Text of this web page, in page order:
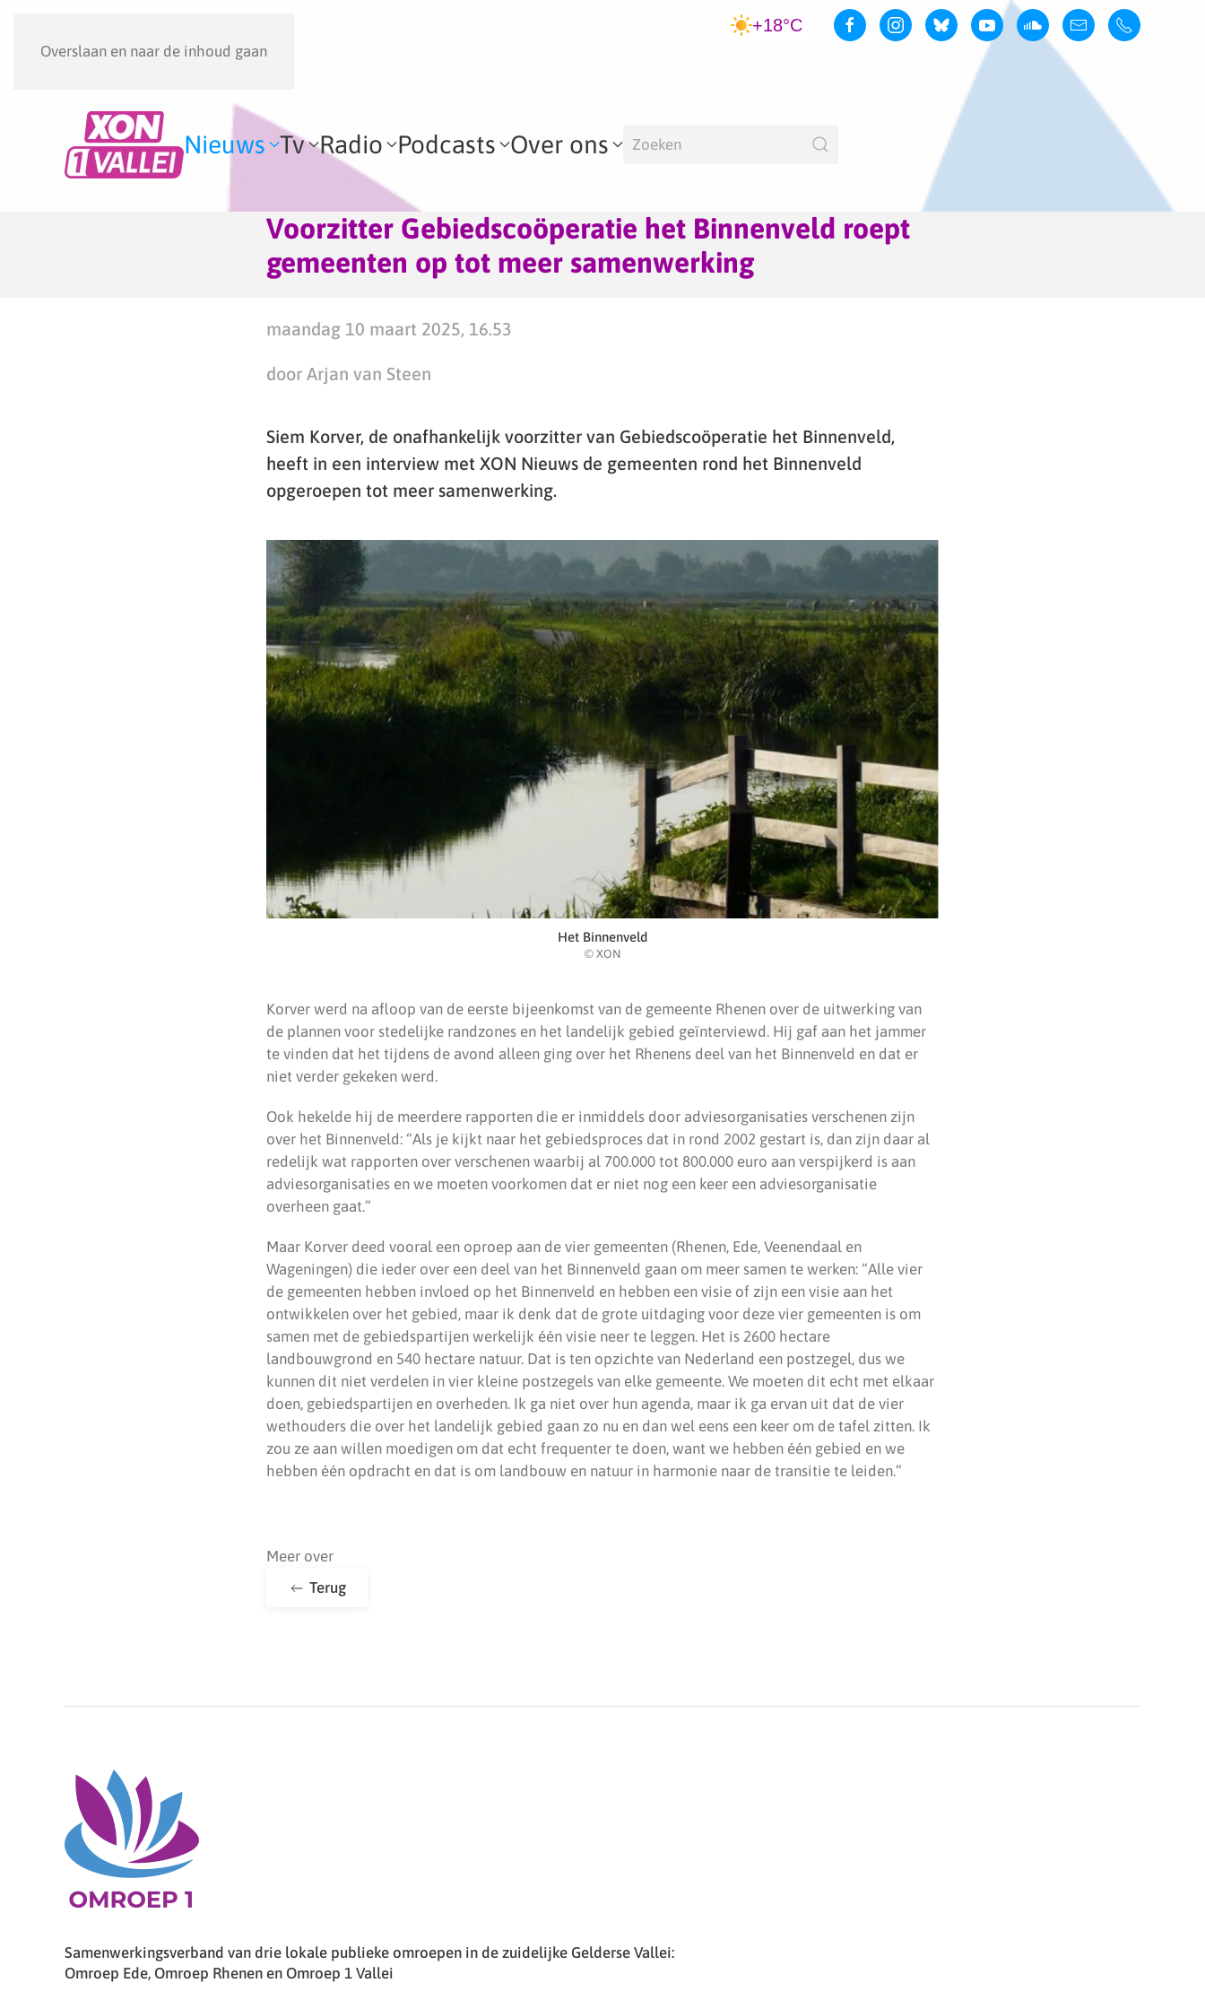
Overslaan en naar de inhoud gaan
+18°C
Nieuws Tv Radio Podcasts Over ons
Voorzitter Gebiedscoöperatie het Binnenveld roept
gemeenten op tot meer samenwerking
maandag 10 maart 2025, 16.53
door Arjan van Steen
Siem Korver, de onafhankelijk voorzitter van Gebiedscoöperatie het Binnenveld,
heeft in een interview met XON Nieuws de gemeenten rond het Binnenveld
opgeroepen tot meer samenwerking.
Het Binnenveld
© XON
Korver werd na afloop van de eerste bijeenkomst van de gemeente Rhenen over de uitwerking van
de plannen voor stedelijke randzones en het landelijk gebied geïnterviewd. Hij gaf aan het jammer
te vinden dat het tijdens de avond alleen ging over het Rhenens deel van het Binnenveld en dat er
niet verder gekeken werd.
Ook hekelde hij de meerdere rapporten die er inmiddels door adviesorganisaties verschenen zijn
over het Binnenveld: “Als je kijkt naar het gebiedsproces dat in rond 2002 gestart is, dan zijn daar al
redelijk wat rapporten over verschenen waarbij al 700.000 tot 800.000 euro aan verspijkerd is aan
adviesorganisaties en we moeten voorkomen dat er niet nog een keer een adviesorganisatie
overheen gaat.”
Maar Korver deed vooral een oproep aan de vier gemeenten (Rhenen, Ede, Veenendaal en
Wageningen) die ieder over een deel van het Binnenveld gaan om meer samen te werken: “Alle vier
de gemeenten hebben invloed op het Binnenveld en hebben een visie of zijn een visie aan het
ontwikkelen over het gebied, maar ik denk dat de grote uitdaging voor deze vier gemeenten is om
samen met de gebiedspartijen werkelijk één visie neer te leggen. Het is 2600 hectare
landbouwgrond en 540 hectare natuur. Dat is ten opzichte van Nederland een postzegel, dus we
kunnen dit niet verdelen in vier kleine postzegels van elke gemeente. We moeten dit echt met elkaar
doen, gebiedspartijen en overheden. Ik ga niet over hun agenda, maar ik ga ervan uit dat de vier
wethouders die over het landelijk gebied gaan zo nu en dan wel eens een keer om de tafel zitten. Ik
zou ze aan willen moedigen om dat echt frequenter te doen, want we hebben één gebied en we
hebben één opdracht en dat is om landbouw en natuur in harmonie naar de transitie te leiden.”
Meer over
Terug
Samenwerkingsverband van drie lokale publieke omroepen in de zuidelijke Gelderse Vallei:
Omroep Ede, Omroep Rhenen en Omroep 1 Vallei